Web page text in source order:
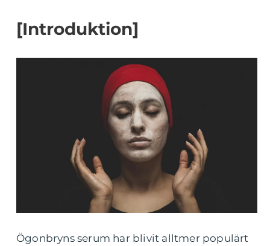
[Introduktion]
Ögonbryns serum har blivit alltmer populärt